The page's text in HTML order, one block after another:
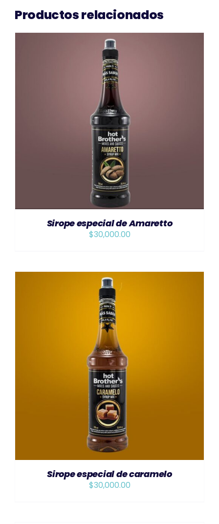
Productos relacionados
AÑADIR AL CARRITO /
Sirope especial de Amaretto
$30,000.00
AÑADIR AL CARRITO /
Sirope especial de caramelo
$30,000.00